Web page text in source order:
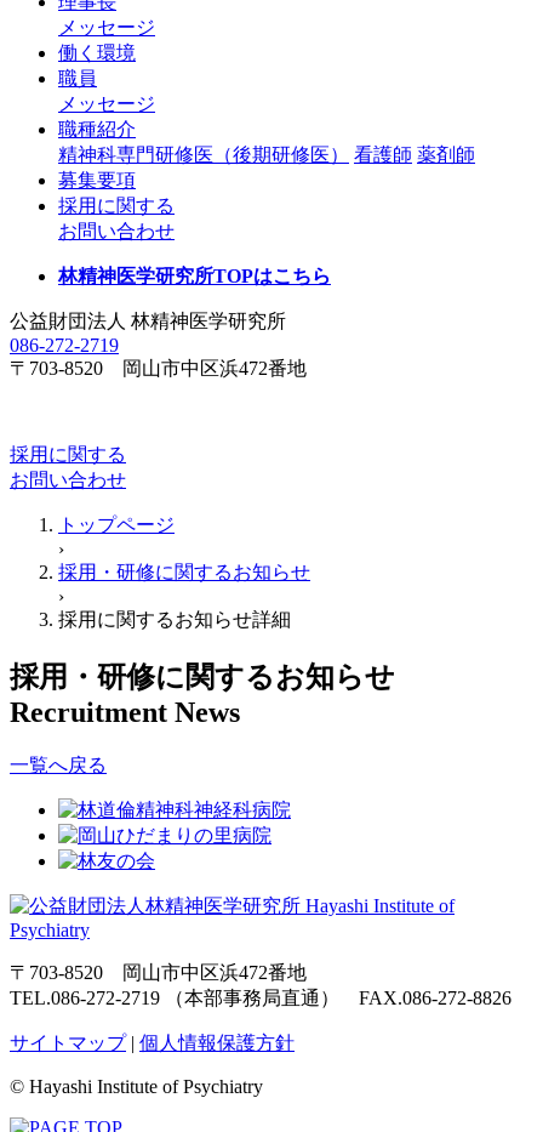
メッセージ
働く環境
職員
メッセージ
職種紹介
精神科専門研修医（後期研修医）
看護師 薬剤師
募集要項
採用に関する
お問い合わせ
林精神医学研究所TOPはこちら
公益財団法人 林精神医学研究所
086-272-2719
〒703-8520 岡山市中区浜472番地
採用に関する
お問い合わせ
トップページ
›
採用・研修に関するお知らせ
›
採用に関するお知らせ詳細
採用・研修に関するお知らせ
Recruitment News
一覧へ戻る
〒703-8520 岡山市中区浜472番地
TEL.086-272-2719 （本部事務局直通） FAX.086-272-8826
サイトマップ | 個人情報保護方針
© Hayashi Institute of Psychiatry